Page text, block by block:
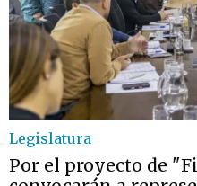
Legislatura
Por el proyecto de